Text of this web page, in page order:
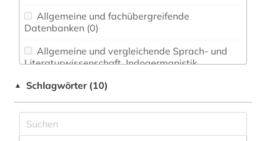
Datenbanken (0)
Literaturwissenschaft. Indogermanistik.
Anglistik. Amerikanistik (0)
▲ Schlagwörter (10)